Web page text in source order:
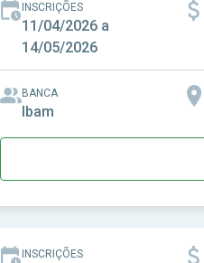
INSCRIÇÕES
11/04/2026 a
14/05/2026
BANCA
Ibam
INSCRIÇÕES